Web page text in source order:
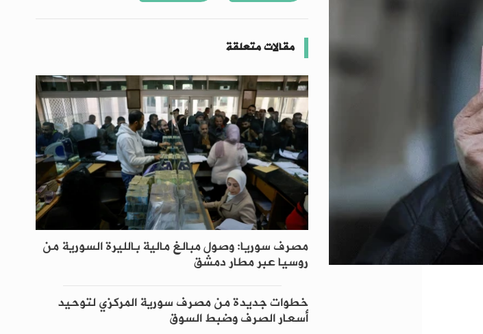
مقالات متعلقة
مصرف سوريا: وصول مبالغ مالية بالليرة السورية من
روسيا عبر مطار دمشق
خطوات جديدة من مصرف سورية المركزي لتوحيد
أسعار الصرف وضبط السوق